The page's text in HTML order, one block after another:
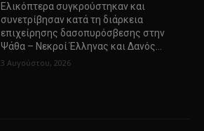
Ελικόπτερα συγκρούστηκαν και
συνετρίβησαν κατά τη διάρκεια
επιχείρησης δασοπυρόσβεσης στην
Ψάθα – Νεκροί Έλληνας και Δανός…
3 Αυγούστου, 2026